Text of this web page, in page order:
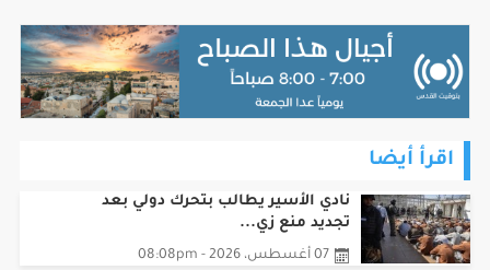
تجديد منع زي...
07 أغسطس، 2026 - 08:08pm
3 إصابات إثر تعرضهم للطعن في